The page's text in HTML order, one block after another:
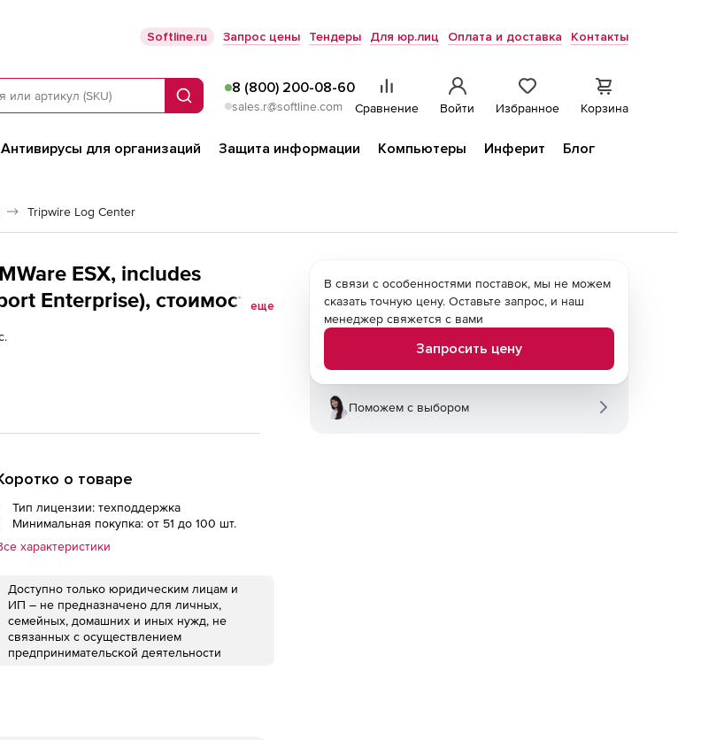
Softline.ru Запрос цены Тендеры Для юр.лиц Оплата и доставка Контакты
Поиск
8 (800) 200-08-60
sales.r@softline.com Сравнение Войти Избранное Корзина
Антивирусы для организаций Защита информации Компьютеры Инферит
Блог
Tripwire Log Center
ESX, includes
Enterprise), стоимость 1
еще
о товаре
Тип лицензии: техподдержка
Минимальная покупка: от 51 до 100 шт.
характеристики
Доступно только юридическим лицам и
ИП – не предназначено для личных,
семейных, домашних и иных нужд, не
связанных с осуществлением
предпринимательской деятельности
В связи с особенностями поставок, мы не можем
сказать точную цену. Оставьте запрос, и наш
менеджер свяжется с вами
Запросить цену
Поможем с выбором